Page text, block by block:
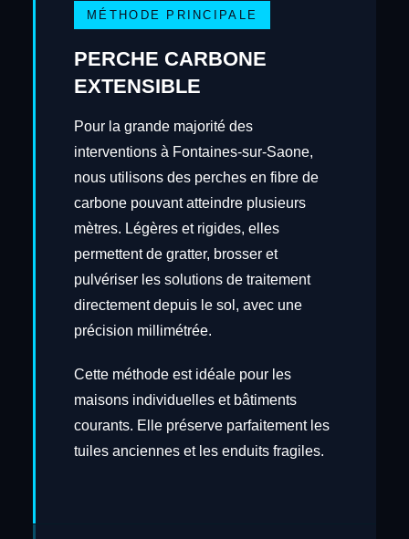
MÉTHODE PRINCIPALE
PERCHE CARBONE
EXTENSIBLE
Pour la grande majorité des
interventions à Fontaines-sur-Saone,
nous utilisons des perches en fibre de
carbone pouvant atteindre plusieurs
mètres. Légères et rigides, elles
permettent de gratter, brosser et
pulvériser les solutions de traitement
directement depuis le sol, avec une
précision millimétrée.
Cette méthode est idéale pour les
maisons individuelles et bâtiments
courants. Elle préserve parfaitement les
tuiles anciennes et les enduits fragiles.